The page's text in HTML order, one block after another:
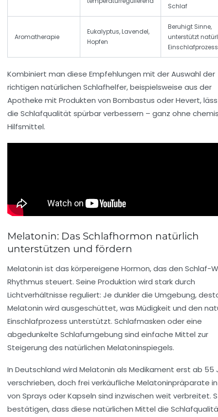
Schlaf
Aromatherapie
Eukalyptus, Lavendel,
Hopfen
Beruhigt Sinne,
unterstützt
Kombiniert man diese Empfehlungen mit der Auswahl der
richtigen natürlichen Schlafhelfer, beispielsweise aus der
Apotheke mit Produkten von Bombastus oder Hevert,
die Schlafqualität spürbar verbessern – ganz ohne
Hilfsmittel.
Melatonin: Das Schlafhormon natürlich
unterstützen und fördern
Melatonin ist das körpereigene Hormon, das den Schlaf-
Rhythmus steuert. Seine Produktion wird stark durch
Lichtverhältnisse reguliert: Je dunkler die Umgebung,
Melatonin wird ausgeschüttet, was Müdigkeit und den
Einschlafprozess unterstützt. Schlafmasken oder eine
abgedunkelte Schlafumgebung sind einfache Mittel zur
Steigerung des natürlichen Melatoninspiegels.
In Deutschland wird Melatonin als Medikament erst ab 55
verschrieben, doch frei verkäufliche Melatoninpräparate
von Sprays oder Kapseln sind inzwischen weit verbreitet.
bestätigen, dass diese natürlichen Mittel die